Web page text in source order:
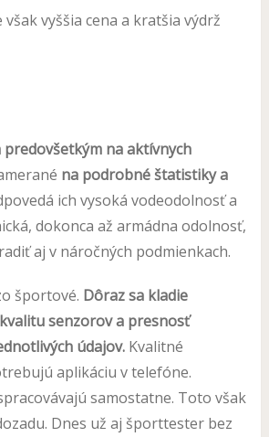
vyššia cena a kratšia výdrž
na aktívnych
na podrobné štatistiky a
ich vysoká vodeodolnosť a
dokonca až armádna odolnosť,
aj v náročných podmienkach.
športové. Dôraz sa kladie
senzorov a presnosť
údajov.Kvalitné
aplikáciu v telefóne.
samostatne. Toto však
Dnes už aj športtester bez